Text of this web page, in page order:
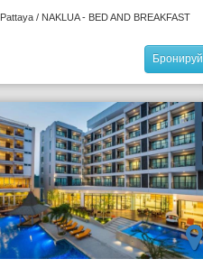
Pattaya / NAKLUA - BED AND BREAKFAST
Бронируй